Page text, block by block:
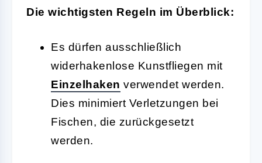
Die wichtigsten Regeln im Überblick:
Es dürfen ausschließlich
widerhakenlose Kunstfliegen mit
Einzelhaken verwendet werden.
Dies minimiert Verletzungen bei
Fischen, die zurückgesetzt
werden.